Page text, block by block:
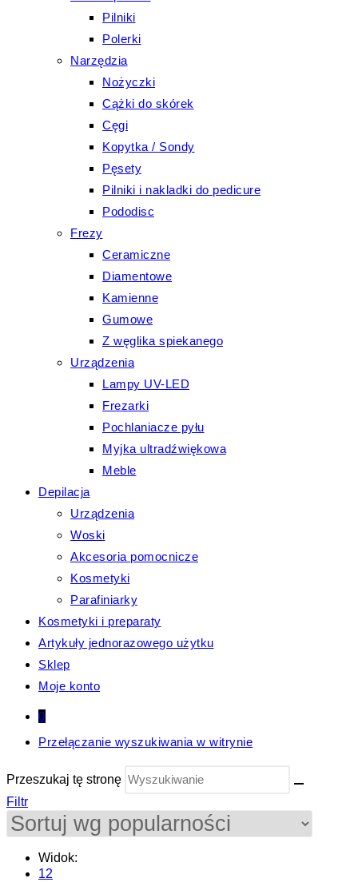
Pilniki
Polerki
Narzędzia
Nożyczki
Cążki do skórek
Cęgi
Kopytka / Sondy
Pęsety
Pilniki i nakladki do pedicure
Pododisc
Frezy
Ceramiczne
Diamentowe
Kamienne
Gumowe
Z węglika spiekanego
Urządzenia
Lampy UV-LED
Frezarki
Pochlaniacze pyłu
Myjka ultradźwiękowa
Meble
Depilacja
Urządzenia
Woski
Akcesoria pomocnicze
Kosmetyki
Parafiniarky
Kosmetyki i preparaty
Artykuły jednorazowego użytku
Sklep
Moje konto
0
Przełączanie wyszukiwania w witrynie
Przeszukaj tę stronę
Filtr
Widok:
12